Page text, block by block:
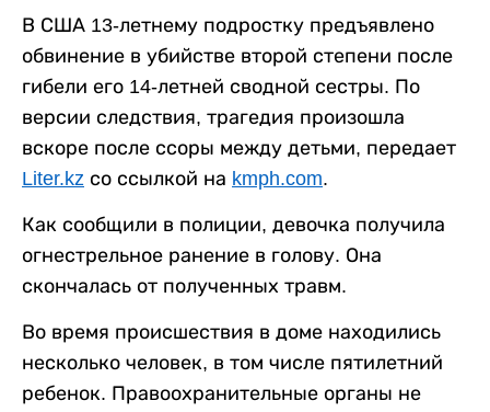
В США 13-летнему подростку предъявлено
обвинение в убийстве второй степени после
гибели его 14-летней сводной сестры. По
версии следствия, трагедия произошла
вскоре после ссоры между детьми, передает
Liter.kz со ссылкой на kmph.com.
Как сообщили в полиции, девочка получила
огнестрельное ранение в голову. Она
скончалась от полученных травм.
Во время происшествия в доме находились
несколько человек, в том числе пятилетний
ребенок. Правоохранительные органы не